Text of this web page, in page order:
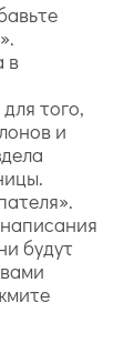
в
того,
и
будут